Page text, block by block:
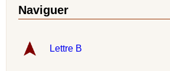
Naviguer
Lettre B